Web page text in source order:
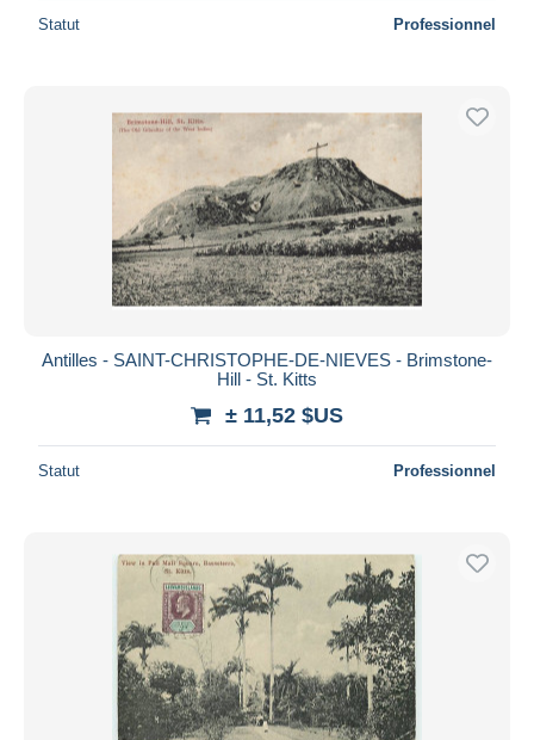
Statut Professionnel
Antilles - SAINT-CHRISTOPHE-DE-NIEVES - Brimstone-
Hill - St. Kitts
± 11,52 $US
Statut Professionnel